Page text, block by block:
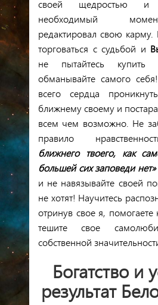
своей щедростью
необходимый
редактировал свою
торговаться с судьбой и
не пытайтесь
обманывайте самого
всего сердца
ближнему своему и
всем чем возможно. Не
правило
ближнего твоего, как
большей сих заповеди нет
и не навязывайте своей
не хотят! Научитесь
отринув свое я,
тешите свое
собственной
Богатство и
результат